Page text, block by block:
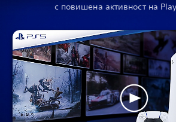
с повишена активност на